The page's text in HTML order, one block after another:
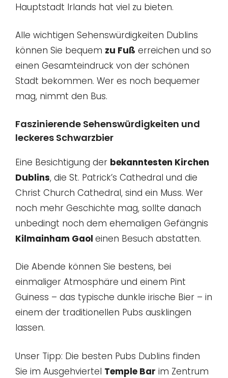
Hauptstadt Irlands hat viel zu bieten.
Alle wichtigen Sehenswürdigkeiten Dublins
können Sie bequem zu Fuß erreichen und so
einen Gesamteindruck von der schönen
Stadt bekommen. Wer es noch bequemer
mag, nimmt den Bus.
Faszinierende Sehenswürdigkeiten und
leckeres Schwarzbier
Eine Besichtigung der bekanntesten Kirchen
Dublins, die St. Patrick’s Cathedral und die
Christ Church Cathedral, sind ein Muss. Wer
noch mehr Geschichte mag, sollte danach
unbedingt noch dem ehemaligen Gefängnis
Kilmainham Gaol einen Besuch abstatten.
Die Abende können Sie bestens, bei
einmaliger Atmosphäre und einem Pint
Guiness – das typische dunkle irische Bier – in
einem der traditionellen Pubs ausklingen
lassen.
Unser Tipp: Die besten Pubs Dublins finden
Sie im Ausgehviertel Temple Bar im Zentrum